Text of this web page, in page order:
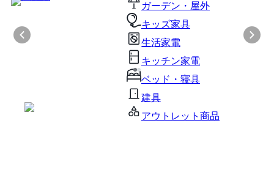
ガーデン・屋外
キッズ家具
生活家電
キッチン家電
ベッド・寝具
建具
アウトレット商品